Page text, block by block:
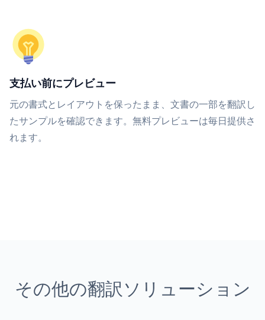
支払い前にプレビュー
元の書式とレイアウトを保ったまま、文書の一部を翻訳し
たサンプルを確認できます。無料プレビューは毎日提供さ
れます。
その他の翻訳ソリューション